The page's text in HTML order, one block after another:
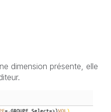
dimension présente, elle